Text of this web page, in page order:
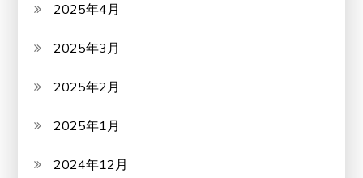
2025年4月
2025年3月
2025年2月
2025年1月
2024年12月